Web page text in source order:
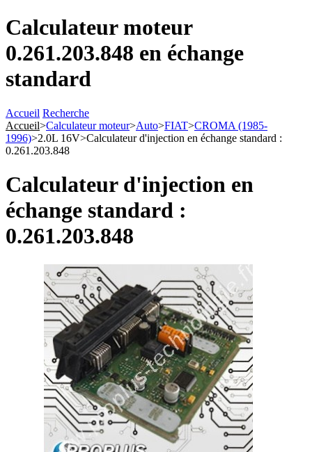
Calculateur moteur
0.261.203.848 en échange
standard
Accueil Recherche
Accueil>Calculateur moteur>Auto>FIAT>CROMA (1985-
1996)>2.0L 16V>Calculateur d'injection en échange standard :
0.261.203.848
Calculateur d'injection en
échange standard :
0.261.203.848